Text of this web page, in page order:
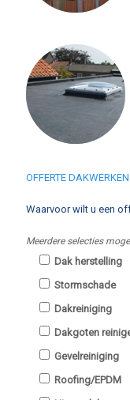
OFFERTE DAKWERKEN
Waarvoor wilt u een
Meerdere selecties
Dak herstelling
Stormschade
Dakreiniging
Dakgoten
Gevelreiniging
Roofing/EPDM